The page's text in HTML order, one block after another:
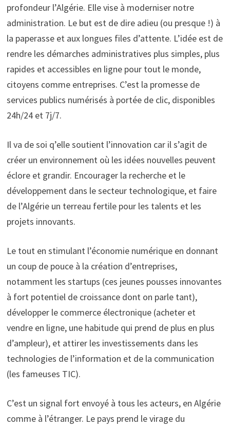
profondeur l’Algérie. Elle vise à moderniser notre
administration. Le but est de dire adieu (ou presque !) à
la paperasse et aux longues files d’attente. L’idée est de
rendre les démarches administratives plus simples, plus
rapides et accessibles en ligne pour tout le monde,
citoyens comme entreprises. C’est la promesse de
services publics numérisés à portée de clic, disponibles
24h/24 et 7j/7.
Il va de soi q’elle soutient l’innovation car il s’agit de
créer un environnement où les idées nouvelles peuvent
éclore et grandir. Encourager la recherche et le
développement dans le secteur technologique, et faire
de l’Algérie un terreau fertile pour les talents et les
projets innovants.
Le tout en stimulant l’économie numérique en donnant
un coup de pouce à la création d’entreprises,
notamment les startups (ces jeunes pousses innovantes
à fort potentiel de croissance dont on parle tant),
développer le commerce électronique (acheter et
vendre en ligne, une habitude qui prend de plus en plus
d’ampleur), et attirer les investissements dans les
technologies de l’information et de la communication
(les fameuses TIC).
C’est un signal fort envoyé à tous les acteurs, en Algérie
comme à l’étranger. Le pays prend le virage du